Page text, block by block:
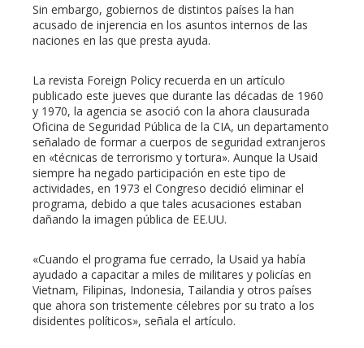
Sin embargo, gobiernos de distintos países la han
acusado de injerencia en los asuntos internos de las
naciones en las que presta ayuda.
La revista Foreign Policy recuerda en un artículo
publicado este jueves que durante las décadas de 1960
y 1970, la agencia se asoció con la ahora clausurada
Oficina de Seguridad Pública de la CIA, un departamento
señalado de formar a cuerpos de seguridad extranjeros
en «técnicas de terrorismo y tortura». Aunque la Usaid
siempre ha negado participación en este tipo de
actividades, en 1973 el Congreso decidió eliminar el
programa, debido a que tales acusaciones estaban
dañando la imagen pública de EE.UU.
«Cuando el programa fue cerrado, la Usaid ya había
ayudado a capacitar a miles de militares y policías en
Vietnam, Filipinas, Indonesia, Tailandia y otros países
que ahora son tristemente célebres por su trato a los
disidentes políticos», señala el artículo.